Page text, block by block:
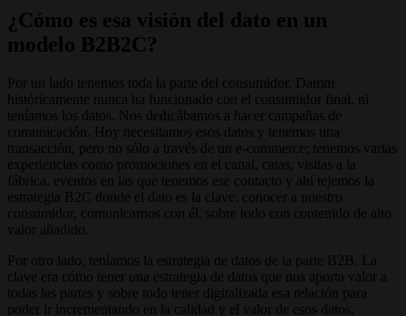
¿Cómo es esa visión del dato en un
modelo B2B2C?
Por un lado tenemos toda la parte del consumidor. Damm
históricamente nunca ha funcionado con el consumidor final, ni
teníamos los datos. Nos dedicábamos a hacer campañas de
comunicación. Hoy necesitamos esos datos y tenemos una
transacción, pero no sólo a través de un e-commerce; tenemos varias
experiencias como promociones en el canal, catas, visitas a la
fábrica, eventos en las que tenemos ese contacto y ahí tejemos la
estrategia B2C donde el dato es la clave: conocer a nuestro
consumidor, comunicarnos con él, sobre todo con contenido de alto
valor añadido.
Por otro lado, teníamos la estrategia de datos de la parte B2B. La
clave era cómo tener una estrategia de datos que nos aporta valor a
todas las partes y sobre todo tener digitalizada esa relación para
poder ir incrementando en la calidad y el valor de esos datos.